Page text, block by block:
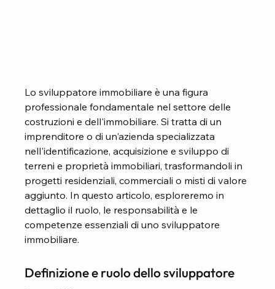
Lo sviluppatore immobiliare è una figura
professionale fondamentale nel settore delle
costruzioni e dell'immobiliare. Si tratta di un
imprenditore o di un'azienda specializzata
nell'identificazione, acquisizione e sviluppo di
terreni e proprietà immobiliari, trasformandoli in
progetti residenziali, commerciali o misti di valore
aggiunto. In questo articolo, esploreremo in
dettaglio il ruolo, le responsabilità e le
competenze essenziali di uno sviluppatore
immobiliare.
Definizione e ruolo dello sviluppatore